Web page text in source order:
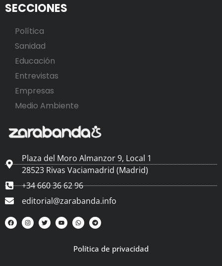
SECCIONES
Política
Sanidad
Educación
Entrevistas
Empresas
Medio Ambiente
Plaza del Moro Almanzor 9, Local 1
28523 Rivas Vaciamadrid (Madrid)
+34 660 36 62 96
editorial@zarabanda.info
Política de privacidad